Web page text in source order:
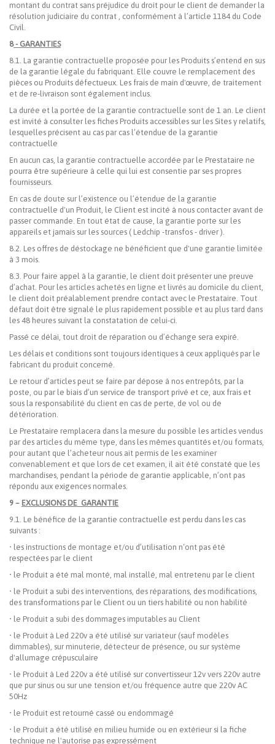
montant du contrat sans préjudice du droit pour le client de demander la
résolution judiciaire du contrat , conformément à l’article 1184 du Code
Civil.
8- GARANTIES
8.1. La garantie contractuelle proposée pour les Produits s’entend en sus
de la garantie légale du fabriquant. Elle couvre le remplacement des
pièces ou Produits défectueux. Les frais de main d'œuvre, de traitement
et de re-livraison sont également inclus.
La durée et la portée de la garantie contractuelle sont de 1 an. Le client
est invité à consulter les fiches Produits accessibles sur les Sites y relatifs,
lesquelles précisent au cas par cas l’étendue de la garantie
contractuelle
En aucun cas, la garantie contractuelle accordée par le Prestataire ne
pourra être supérieure à celle qui lui est consentie par ses propres
fournisseurs.
En cas de doute sur l’existence ou l’étendue de la garantie
contractuelle d'un Produit, le Client est incité à nous contacter avant de
passer commande. En tout état de cause, la garantie porte sur les
appareils et jamais sur les sources ( Ledchip -transfos - driver ).
8.2. Les offres de déstockage ne bénéficient que d'une garantie limitée
à 3 mois.
8.3. Pour faire appel à la garantie, le client doit présenter une preuve
d’achat. Pour les articles achetés en ligne et livrés au domicile du client,
le client doit préalablement prendre contact avec le Prestataire. Tout
défaut doit être signalé le plus rapidement possible et au plus tard dans
les 48 heures suivant la constatation de celui-ci.
Passé ce délai, tout droit de réparation ou d’échange sera expiré.
Les délais et conditions sont toujours identiques à ceux appliqués par le
fabricant du produit concerné.
Le retour d’articles peut se faire par dépose à nos entrepôts, par la
poste, ou par le biais d’un service de transport privé et ce, aux frais et
sous la responsabilité du client en cas de perte, de vol ou de
détérioration.
Le Prestataire remplacera dans la mesure du possible les articles vendus
par des articles du même type, dans les mêmes quantités et/ou formats,
pour autant que l’acheteur nous ait permis de les examiner
convenablement et que lors de cet examen, il ait été constaté que les
marchandises, pendant la période de garantie applicable, n’ont pas
répondu aux exigences normales.
9 – EXCLUSIONS DE GARANTIE
9.1. Le bénéfice de la garantie contractuelle est perdu dans les cas
suivants :
• les instructions de montage et/ou d’utilisation n‘ont pas été
respectées par le client
• le Produit a été mal monté, mal installé, mal entretenu par le client
• le Produit a subi des interventions, des réparations, des modifications,
des transformations par le Client ou un tiers habilité ou non habilité
• le Produit a subi des dommages imputables au Client
• le Produit à Led 220v a été utilisé sur variateur (sauf modèles
dimmables), sur minuterie, détecteur de présence, ou sur système
d'allumage crépusculaire
• le Produit à Led 220v a été utilisé sur convertisseur 12v vers 220v autre
que pur sinus ou sur une tension et/ou fréquence autre que 220v AC
50Hz
• le Produit est retourné cassé ou endommagé
• le Produit a été utilisé en milieu humide ou en extérieur si la fiche
technique ne l'autorise pas expressément